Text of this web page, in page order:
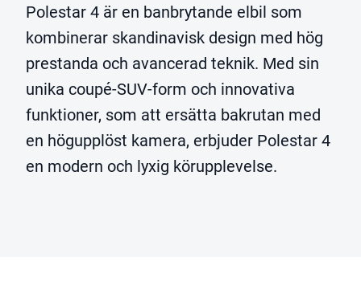
Polestar 4 är en banbrytande elbil som
kombinerar skandinavisk design med hög
prestanda och avancerad teknik. Med sin
unika coupé-SUV-form och innovativa
funktioner, som att ersätta bakrutan med
en högupplöst kamera, erbjuder Polestar 4
en modern och lyxig körupplevelse.